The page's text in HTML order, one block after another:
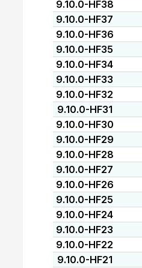
9.10.0-HF38
9.10.0-HF37
9.10.0-HF36
9.10.0-HF35
9.10.0-HF34
9.10.0-HF33
9.10.0-HF32
9.10.0-HF31
9.10.0-HF30
9.10.0-HF29
9.10.0-HF28
9.10.0-HF27
9.10.0-HF26
9.10.0-HF25
9.10.0-HF24
9.10.0-HF23
9.10.0-HF22
9.10.0-HF21